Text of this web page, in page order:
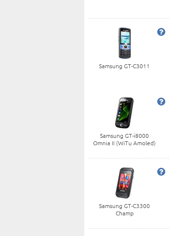
Samsung GT-C3011
Samsung GT-i8000
Omnia II (WiTu Amoled)
Samsung GT-C3300
Champ